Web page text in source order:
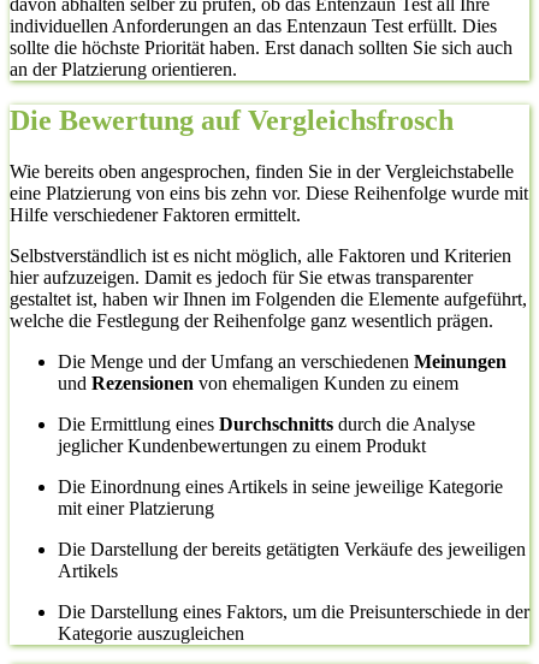
individuellen Anforderungen an das Entenzaun Test erfüllt. Dies
sollte die höchste Priorität haben. Erst danach sollten Sie sich auch
an der Platzierung orientieren.
Die Bewertung auf Vergleichsfrosch
Wie bereits oben angesprochen, finden Sie in der Vergleichstabelle
eine Platzierung von eins bis zehn vor. Diese Reihenfolge wurde mit
Hilfe verschiedener Faktoren ermittelt.
Selbstverständlich ist es nicht möglich, alle Faktoren und Kriterien
hier aufzuzeigen. Damit es jedoch für Sie etwas transparenter
gestaltet ist, haben wir Ihnen im Folgenden die Elemente aufgeführt,
welche die Festlegung der Reihenfolge ganz wesentlich prägen.
Die Menge und der Umfang an verschiedenen Meinungen
und Rezensionen von ehemaligen Kunden zu einem
Die Ermittlung eines Durchschnitts durch die Analyse
jeglicher Kundenbewertungen zu einem Produkt
Die Einordnung eines Artikels in seine jeweilige Kategorie
mit einer Platzierung
Die Darstellung der bereits getätigten Verkäufe des jeweiligen
Artikels
Die Darstellung eines Faktors, um die Preisunterschiede in der
Kategorie auszugleichen